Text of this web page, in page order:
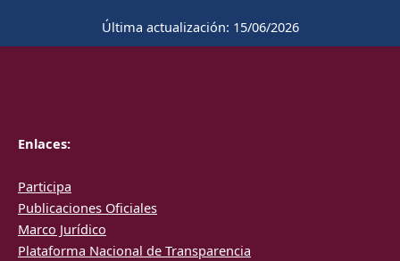
Última actualización: 15/06/2026
Enlaces:
Participa
Publicaciones Oficiales
Marco Jurídico
Plataforma Nacional de Transparencia